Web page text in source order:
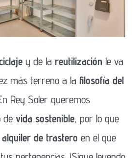
y de la reutilización le va
más terreno a la filosofía del
Rey Soler queremos
de vida sostenible, por lo que
alquiler de trastero en el que